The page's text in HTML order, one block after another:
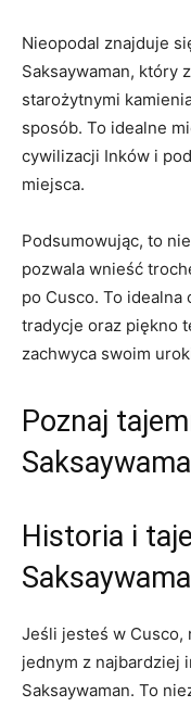
Nieopodal⁤ znajduje
Saksaywaman, który
starożytnymi
‌sposób. To idealne
cywilizacji Inków i
miejsca.
Podsumowując, to
pozwala ‌wnieść
po Cusco. To idealna
tradycje oraz ‍piękno⁣
zachwyca‍ swoim
Poznaj
Historia i
Jeśli jesteś w Cusco,
jednym z⁤ najbardziej‌
Saksaywaman. To